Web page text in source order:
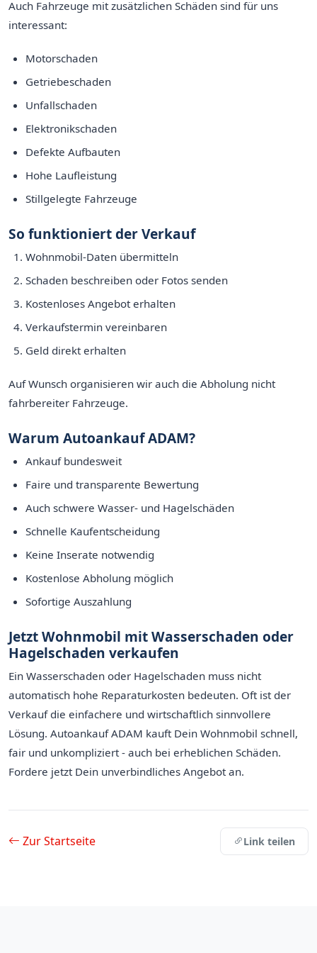
Auch Fahrzeuge mit zusätzlichen Schäden sind für uns
interessant:
Motorschaden
Getriebeschaden
Unfallschaden
Elektronikschaden
Defekte Aufbauten
Hohe Laufleistung
Stillgelegte Fahrzeuge
So funktioniert der Verkauf
Wohnmobil-Daten übermitteln
Schaden beschreiben oder Fotos senden
Kostenloses Angebot erhalten
Verkaufstermin vereinbaren
Geld direkt erhalten
Auf Wunsch organisieren wir auch die Abholung nicht
fahrbereiter Fahrzeuge.
Warum Autoankauf ADAM?
Ankauf bundesweit
Faire und transparente Bewertung
Auch schwere Wasser- und Hagelschäden
Schnelle Kaufentscheidung
Keine Inserate notwendig
Kostenlose Abholung möglich
Sofortige Auszahlung
Jetzt Wohnmobil mit Wasserschaden oder
Hagelschaden verkaufen
Ein Wasserschaden oder Hagelschaden muss nicht
automatisch hohe Reparaturkosten bedeuten. Oft ist der
Verkauf die einfachere und wirtschaftlich sinnvollere
Lösung. Autoankauf ADAM kauft Dein Wohnmobil schnell,
fair und unkompliziert - auch bei erheblichen Schäden.
Fordere jetzt Dein unverbindliches Angebot an.
Zur Startseite Link teilen